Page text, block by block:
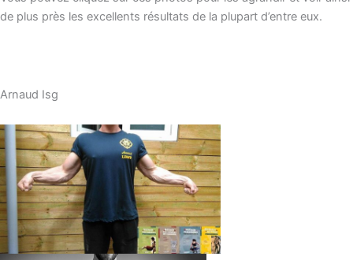
de plus près les excellents résultats de la plupart d’entre eux.
Arnaud Isg